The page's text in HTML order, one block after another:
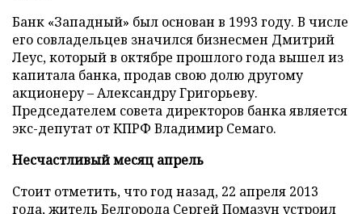
Банк «Западный» был основан в 1993 году. В числе
его совладельцев значился бизнесмен Дмитрий
Леус, который в октябре прошлого года вышел из
капитала банка, продав свою долю другому
акционеру – Александру Григорьеву.
Председателем совета директоров банка является
экс-депутат от КПРФ Владимир Семаго.
Несчастливый месяц апрель
Стоит отметить, что год назад, 22 апреля 2013
года, житель Белгорода Сергей Помазун устроил